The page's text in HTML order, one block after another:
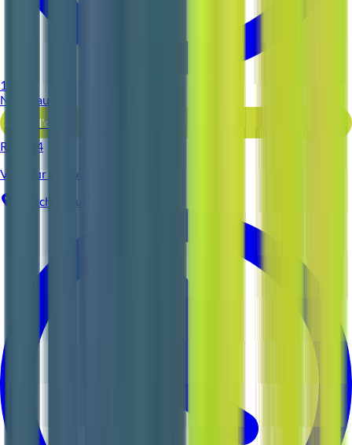
1 jour
Nouveau
Voir l'offre
Reso 44
Vendeur en boulangerie H/F
Pontchâteau